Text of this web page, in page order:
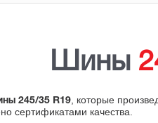
Шины
245/35 R19 , которые
сертификатами качества.